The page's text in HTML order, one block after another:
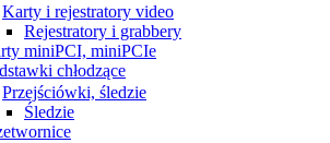
Karty i rejestratory video
Rejestratory i grabbery
miniPCI, miniPCIe
chłodzące
Przejściówki, śledzie
Śledzie